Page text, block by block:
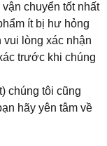
chuyển tốt nhất
ít bị hư hỏng
vui lòng xác nhận
trước khi chúng
chúng tôi cũng
hãy yên tâm về